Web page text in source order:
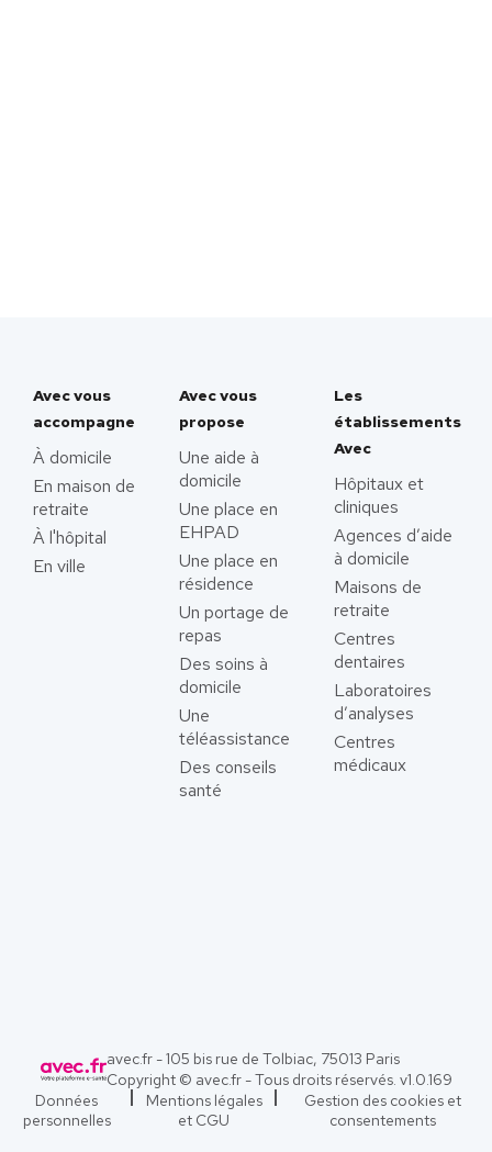
Avec vous
accompagne
À domicile
En maison de
retraite
À l'hôpital
En ville
Avec vous
propose
Une aide à
domicile
Une place en
EHPAD
Une place en
résidence
Un portage de
repas
Des soins à
domicile
Une
téléassistance
Des conseils
santé
Les
établissements
Avec
Hôpitaux et
cliniques
Agences d’aide
à domicile
Maisons de
retraite
Centres
dentaires
Laboratoires
d’analyses
Centres
médicaux
avec.fr - 105 bis rue de Tolbiac, 75013 Paris
Copyright © avec.fr - Tous droits réservés. v1.0.169
Données
personnelles
Mentions légales
et CGU
Gestion des cookies et
consentements